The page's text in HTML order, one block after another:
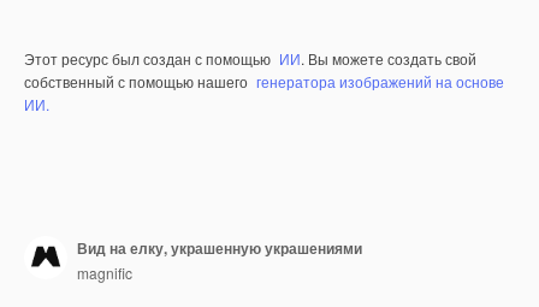
Этот ресурс был создан с помощью ИИ. Вы можете создать свой
собственный с помощью нашего генератора изображений на основе
ИИ.
Вид на елку, украшенную украшениями
magnific